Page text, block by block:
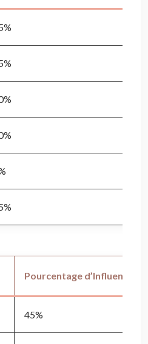
Pourcentage d’Influence
45%